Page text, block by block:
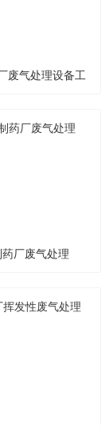
废气处理设备工
厂废气处理